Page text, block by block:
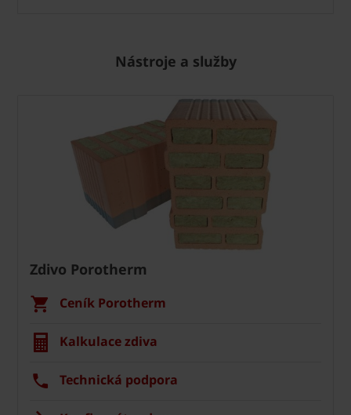
Nástroje a služby
Zdivo Porotherm
Ceník Porotherm
Kalkulace zdiva
Technická podpora